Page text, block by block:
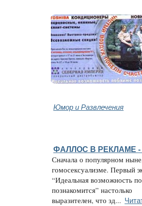
Юмор и Развлечения
ФАЛЛОС В РЕКЛАМЕ -
Сначала о популярном
гомосексуализме. Первый
“Идеальная возможность
познакомится” настолько
выразителен, что зд...